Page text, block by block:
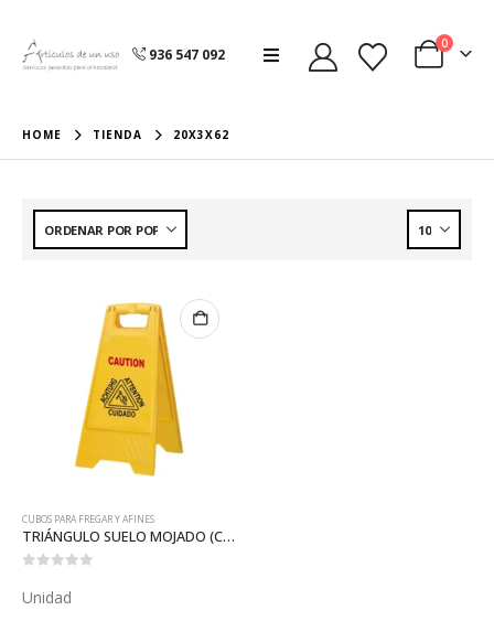
936 547 092
0
HOME TIENDA 20X3X62
CUBOS PARA FREGAR Y AFINES
TRIÁNGULO SUELO MOJADO (C092)
Unidad